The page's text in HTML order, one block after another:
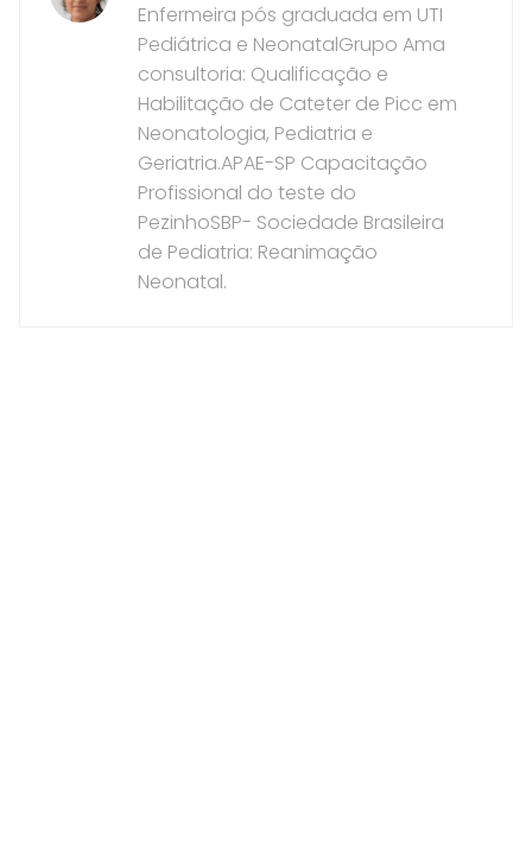
Enfermeira pós graduada em UTI
Pediátrica e NeonatalGrupo Ama
consultoria: Qualificação e
Habilitação de Cateter de Picc em
Neonatologia, Pediatria e
Geriatria.APAE-SP Capacitação
Profissional do teste do
PezinhoSBP- Sociedade Brasileira
de Pediatria: Reanimação
Neonatal.